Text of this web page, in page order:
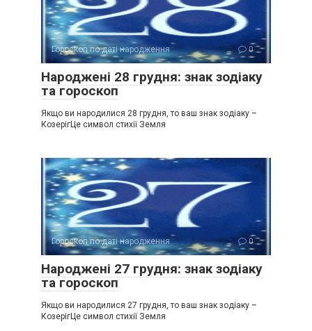
Гороскоп по даті народження 0
Народжені 28 грудня: знак зодіаку
та гороскоп
Якщо ви народилися 28 грудня, то ваш знак зодіаку –
КозерігЦе символ стихії Земля
Гороскоп по даті народження 0
Народжені 27 грудня: знак зодіаку
та гороскоп
Якщо ви народилися 27 грудня, то ваш знак зодіаку –
КозерігЦе символ стихії Земля